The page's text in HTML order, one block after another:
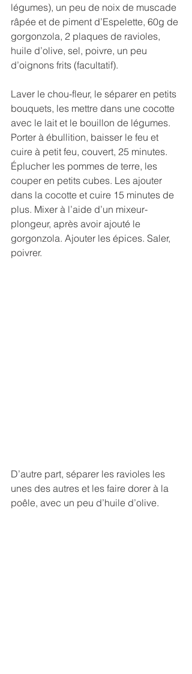
légumes), un peu de noix de muscade
râpée et de piment d’Espelette, 60g de
gorgonzola, 2 plaques de ravioles,
huile d’olive, sel, poivre, un peu
d’oignons frits (facultatif).
Laver le chou-fleur, le séparer en petits
bouquets, les mettre dans une cocotte
avec le lait et le bouillon de légumes.
Porter à ébullition, baisser le feu et
cuire à petit feu, couvert, 25 minutes.
Éplucher les pommes de terre, les
couper en petits cubes. Les ajouter
dans la cocotte et cuire 15 minutes de
plus. Mixer à l’aide d’un mixeur-
plongeur, après avoir ajouté le
gorgonzola. Ajouter les épices. Saler,
poivrer.
D’autre part, séparer les ravioles les
unes des autres et les faire dorer à la
poêle, avec un peu d’huile d’olive.